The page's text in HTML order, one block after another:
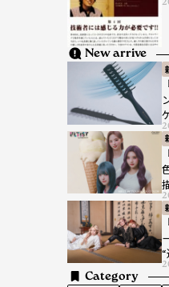
New arrive
Category